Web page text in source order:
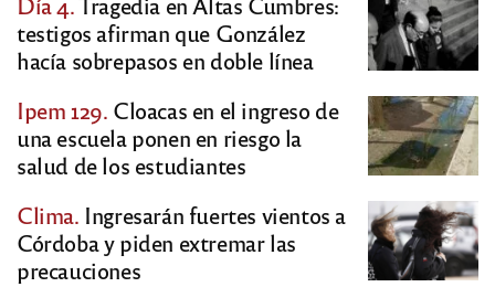
testigos afirman que González
hacía sobrepasos en doble línea
Ipem 129. Cloacas en el ingreso de
una escuela ponen en riesgo la
salud de los estudiantes
Clima. Ingresarán fuertes vientos a
Córdoba y piden extremar las
precauciones